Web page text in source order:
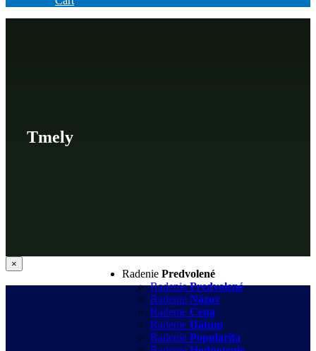
Tmely
Radenie Predvolené
RadeniePredvolené
Radenie Názov
Radenie Cena
Radenie Dátum
Radenie Popularita
Zatvoriť
rýchle
zobrazenie
×